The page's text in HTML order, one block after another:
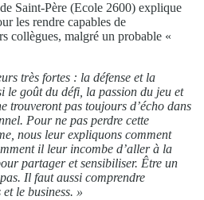
Saint-Père (Ecole 2600) explique
les rendre capables de
collègues, malgré un probable «
très fortes : la défense et la
le goût du défi, la passion du jeu et
trouveront pas toujours d’écho dans
Pour ne pas perdre cette
nous leur expliquons comment
il leur incombe d’aller à la
partager et sensibiliser. Être un
Il faut aussi comprendre
le business. »